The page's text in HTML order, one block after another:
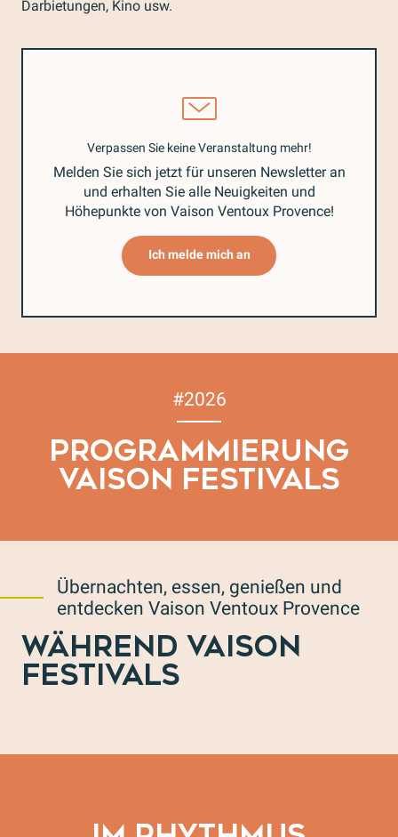
Darbietungen, Kino usw.
Verpassen Sie keine Veranstaltung mehr!
Melden Sie sich jetzt für unseren Newsletter an
und erhalten Sie alle Neuigkeiten und
Höhepunkte von Vaison Ventoux Provence!
Ich melde mich an
#2026
PROGRAMMIERUNG
VAISON FESTIVALS
Übernachten, essen, genießen und
entdecken Vaison Ventoux Provence
WÄHREND VAISON
FESTIVALS